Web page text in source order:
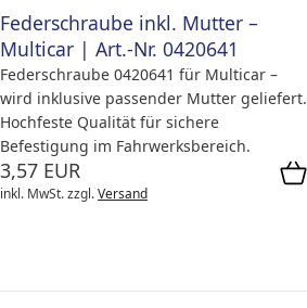
Federschraube inkl. Mutter –
Multicar | Art.-Nr. 0420641
Federschraube 0420641 für Multicar –
wird inklusive passender Mutter geliefert.
Hochfeste Qualität für sichere
Befestigung im Fahrwerksbereich.
3,57 EUR
inkl. MwSt.zzgl.Versand